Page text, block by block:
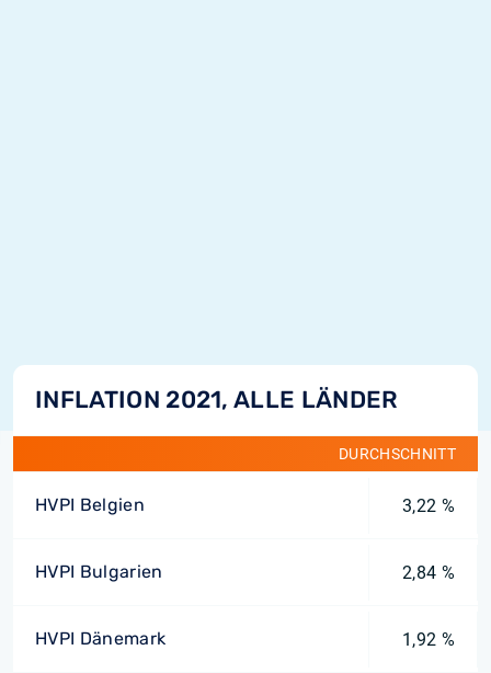
INFLATION 2021, ALLE LÄNDER
DURCHSCHNITT
HVPI Belgien 3,22 %
HVPI Bulgarien 2,84 %
HVPI Dänemark 1,92 %